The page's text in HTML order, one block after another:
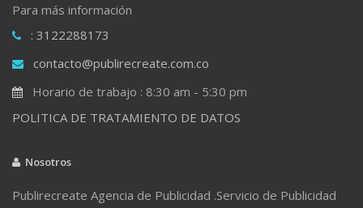
Para más información
: 3122288173
contacto@publirecreate.com.co
Horario de trabajo : 8:30 am - 5:30 pm
POLITICA DE TRATAMIENTO DE DATOS
Nosotros
Publirecreate Agencia de Publicidad .Servicio de Publicidad